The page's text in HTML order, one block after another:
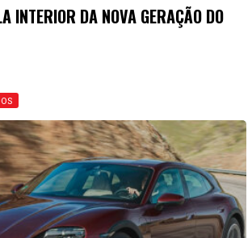
INTERIOR DA NOVA GERAÇÃO DO